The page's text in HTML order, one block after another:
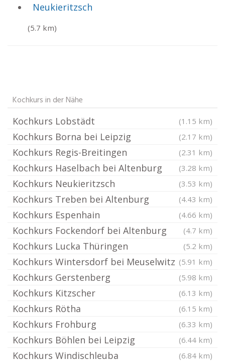
Neukieritzsch
(5.7 km)
Kochkurs in der Nähe
Kochkurs Lobstädt (1.15 km)
Kochkurs Borna bei Leipzig (2.17 km)
Kochkurs Regis-Breitingen (2.31 km)
Kochkurs Haselbach bei Altenburg (3.28 km)
Kochkurs Neukieritzsch (3.53 km)
Kochkurs Treben bei Altenburg (4.43 km)
Kochkurs Espenhain (4.66 km)
Kochkurs Fockendorf bei Altenburg (4.7 km)
Kochkurs Lucka Thüringen (5.2 km)
Kochkurs Wintersdorf bei Meuselwitz (5.91 km)
Kochkurs Gerstenberg (5.98 km)
Kochkurs Kitzscher (6.13 km)
Kochkurs Rötha (6.15 km)
Kochkurs Frohburg (6.33 km)
Kochkurs Böhlen bei Leipzig (6.44 km)
Kochkurs Windischleuba (6.84 km)